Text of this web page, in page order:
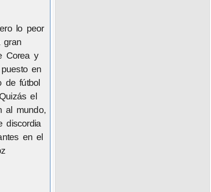
lo peor
gran
Corea y
en
de fútbol
el
al mundo,
discordia
en el